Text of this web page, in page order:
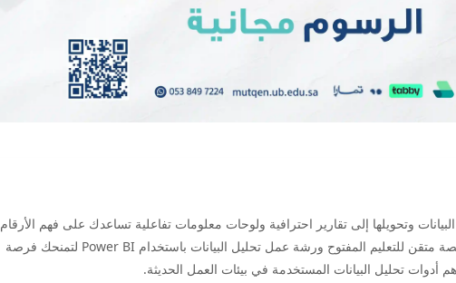
وتحويلها إلى تقارير احترافية ولوحات معلومات تفاعلية تساعدك على فهم الأرقام
واتخاذ قرارات أدق؟ تقدم لك منصة متقن للتعليم المفتوح ورشة عمل تحليل البيانات باستخدام Power BI لتمنحك فرصة
تحليل البيانات المستخدمة في بيئات العمل الحديثة.